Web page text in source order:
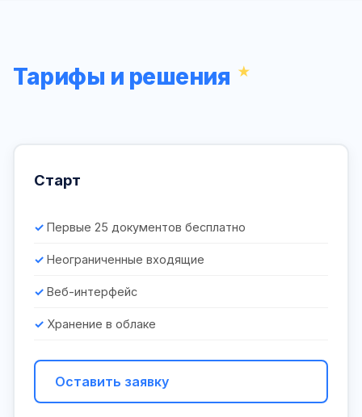
Тарифы и решения
Старт
Первые 25 документов бесплатно
Неограниченные входящие
Веб-интерфейс
Хранение в облаке
Оставить заявку